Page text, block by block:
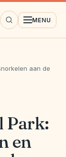
MENU
aan de
Park:
en